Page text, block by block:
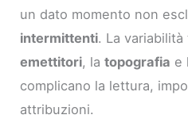
un dato momento non
intermittenti. La
emettitori, latopografia e
complicano la lettura,
attribuzioni.